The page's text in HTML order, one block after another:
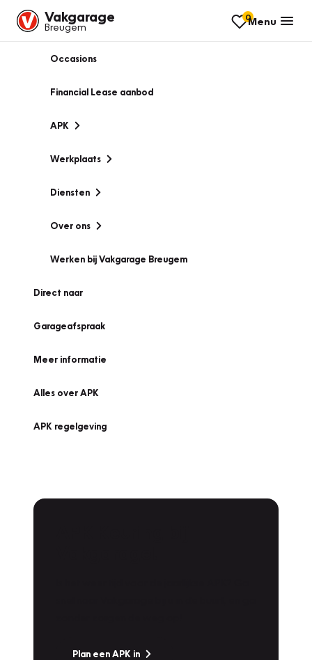
Vakgarage
Breugem
0Menu
Occasions
Financial Lease aanbod
APK
Werkplaats
Diensten
Over ons
Werken bij Vakgarage Breugem
Direct naar
Garageafspraak
Meer informatie
Alles over APK
APK regelgeving
Plan een APK in